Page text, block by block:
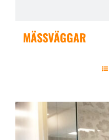
MÄSSVÄGGAR